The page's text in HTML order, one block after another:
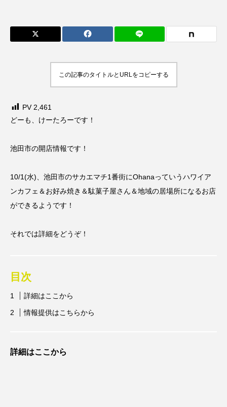
この記事のタイトルとURLをコピーする
PV 2,461
どーも、けーたろーです！
池田市の開店情報です！
10/1(水)、池田市のサカエマチ1番街にOhanaっていうハワイア
ンカフェ＆お好み焼き＆駄菓子屋さん＆地域の居場所になるお店
ができるようです！
それでは詳細をどうぞ！
目次
詳細はここから
情報提供はこちらから
詳細はここから